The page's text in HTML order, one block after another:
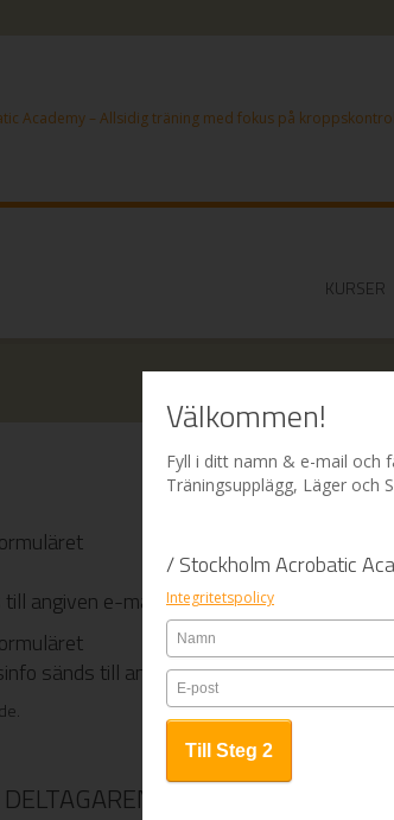
KURSER
angiven e-mailadress
sänds till angiven adress
Välkommen!
Fyll i ditt namn & e-mail och
Träningsupplägg, Läger och
/ Stockholm Acrobatic
Integritetspolicy